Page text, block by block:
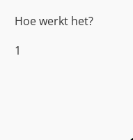
Hoe werkt het?
1